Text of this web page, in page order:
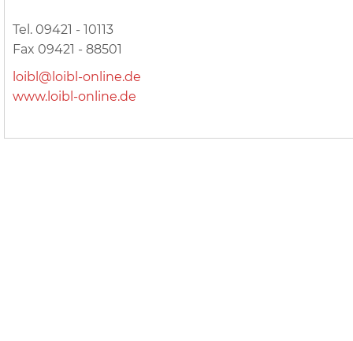
Tel. 09421 - 10113
Fax 09421 - 88501
loibl@loibl-online.de
www.loibl-online.de